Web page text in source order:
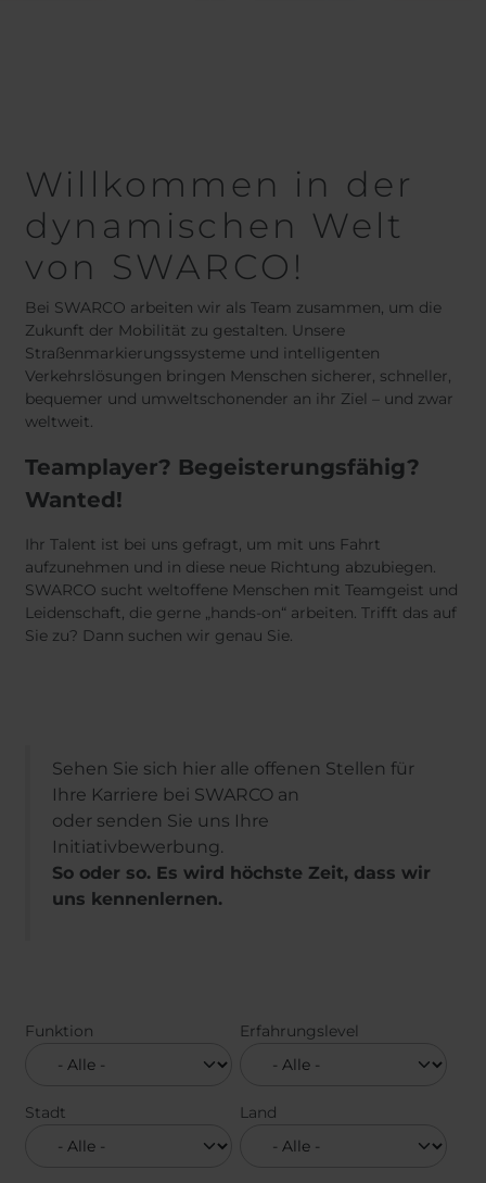
Moldavia
Netherlands
Norway
Romania
Slovenia
Spain
Switzerland
Kosovo
Ukraine
United States of
America
Other Europe
Rest of the
Willkommen in der
dynamischen Welt
von SWARCO!
Bei SWARCO arbeiten wir als Team zusammen, um die
Zukunft der Mobilität zu gestalten. Unsere
Straßenmarkierungssysteme und intelligenten
Verkehrslösungen bringen Menschen sicherer, schneller,
bequemer und umweltschonender an ihr Ziel – und zwar
weltweit.
Teamplayer? Begeisterungsfähig?
Wanted!
Ihr Talent ist bei uns gefragt, um mit uns Fahrt
aufzunehmen und in diese neue Richtung abzubiegen.
SWARCO sucht weltoffene Menschen mit Teamgeist und
Leidenschaft, die gerne „hands-on“ arbeiten. Trifft das auf
Sie zu? Dann suchen wir genau Sie.
Sehen Sie sich hier alle offenen Stellen für
Ihre Karriere bei SWARCO an
oder senden Sie uns Ihre
Initiativbewerbung.
So oder so. Es wird höchste Zeit, dass wir
uns kennenlernen.
Funktion Erfahrungslevel
Stadt Land